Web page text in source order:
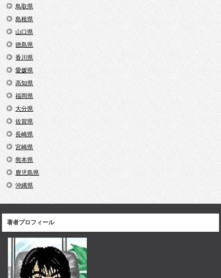
鳥取県
島根県
山口県
徳島県
香川県
愛媛県
高知県
福岡県
大分県
佐賀県
長崎県
宮崎県
熊本県
鹿児島県
沖縄県
著者プロフィール